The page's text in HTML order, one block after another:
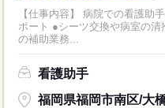
【仕事内容】 病院での看護助手/ナース
ポート ●シーツ交換や病室の
の補助業務...
看護助手
福岡県福岡市南区/大